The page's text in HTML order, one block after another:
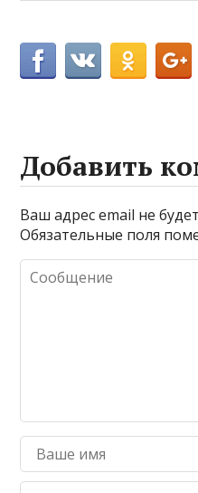
Добавить
Ваш адрес email не
Обязательные поля